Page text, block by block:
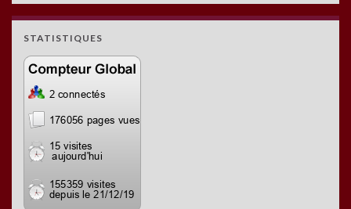
STATISTIQUES